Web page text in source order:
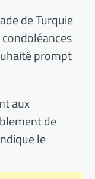
de Turquie
prompt
aux
de
le